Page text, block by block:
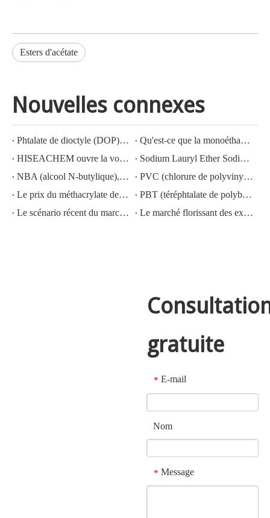
Esters d'acétate
Nouvelles connexes
Phtalate de dioctyle (DOP) N° CAS : 117-81-7
Qu'est-ce que la monoéthanolamine (MEA) ?
HISEACHEM ouvre la voie : succès récent dans l'exportation d'acide acétique, d'acide oxalique, d'acide sulfurique, d'acide nitrique, de soude caustique, d'alcali liquide et de métabisulfite de sodium depuis la Chine
Sodium Lauryl Ether Sodium Lauryl Ether Sulfate(sles70%/aes 70%) CAS NO.: 68585-34-2sles70%/aes 70%) CAS NO.: 68585-34-2
NBA (alcool N-butylique), N° CAS : 71-36-3, connaissance de l'industrie
PVC (chlorure de polyvinyle) N° CAS : 9002-86-2
Le prix du méthacrylate de méthyle MMA CAS 80-62-6 diminue fortement
PBT (téréphtalate de polybutylène) CAS NO.26062-94-2
Le scénario récent du marché de l'acide sulfurique en Chine : une année en revue
Le marché florissant des exportations d'hydroxyde de potassium, d'hydroxyde de sodium et de peroxyde d'hydrogène depuis la Chine : un examen de l'année écoulée
gratuite
* E-mail
Nom
* Message